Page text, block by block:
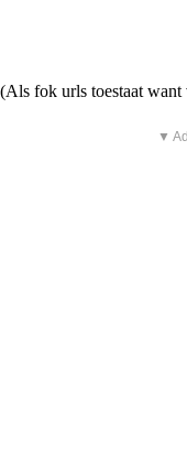
(Als fok urls toestaat
▼